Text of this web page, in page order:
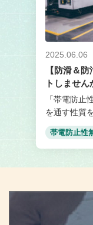
2025.06.06
【防滑＆
トしません
「帯電防止
を通す性質
帯電防止性